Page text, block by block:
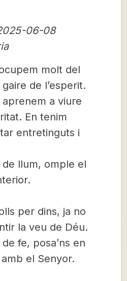
06-08
molt del
de l’esperit.
a viure
En tenim
entretinguts i
llum, omple el
per dins, ja no
la veu de Déu.
fe, posa’ns en
el Senyor.